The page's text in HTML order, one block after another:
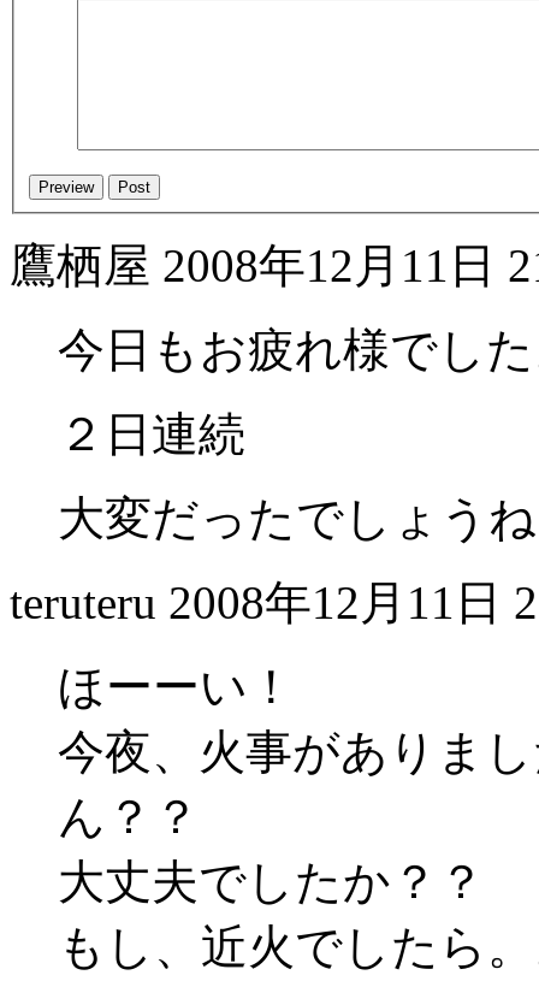
鷹栖屋 2008年12月11日
今日もお疲れ様でし
２日連続
大変だったでしょう
teruteru 2008年12月11日
ほーーい！
今夜、火事がありま
ん？？
大丈夫でしたか？？
もし、近火でしたら